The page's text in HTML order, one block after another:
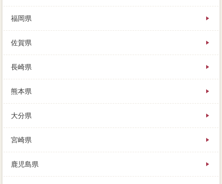
福岡県
佐賀県
長崎県
熊本県
大分県
宮崎県
鹿児島県